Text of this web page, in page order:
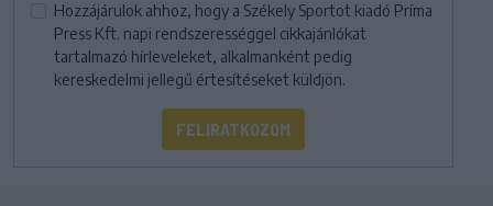
Hozzájárulok ahhoz, hogy a Székely Sportot kiadó Príma
Press Kft. napi rendszerességgel cikkajánlókat
tartalmazó hírleveleket, alkalmanként pedig
kereskedelmi jellegű értesítéseket küldjön.
FELIRATKOZOM